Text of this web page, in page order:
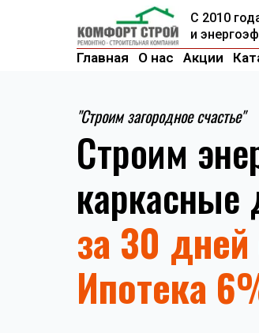
С 2010
и
Главная
О нас Акции
"Строим загородное счастье"
Строим
за 30
Ипотека